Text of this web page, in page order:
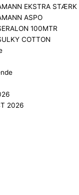
EKSTRA STÆRK
ASPO
100MTR
COTTON
2026